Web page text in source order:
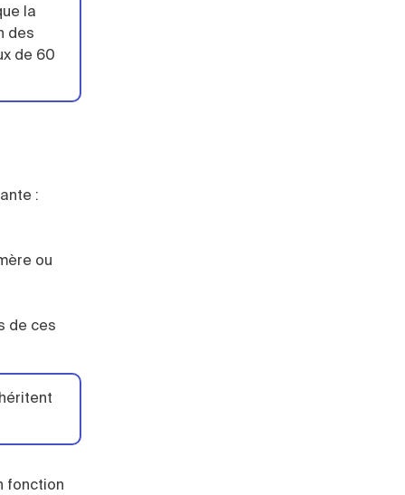
la
des
de 60
:
ou
de ces
fonction